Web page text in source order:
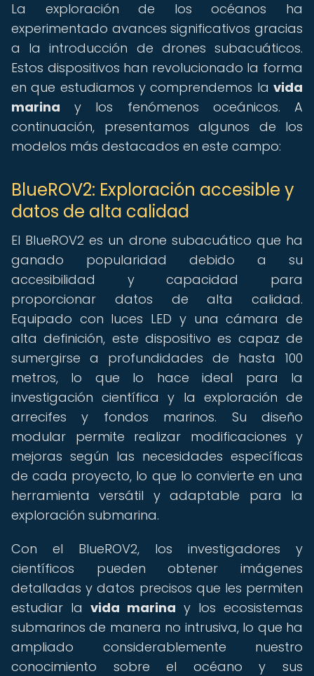
La exploración de los océanos ha
experimentado avances significativos gracias
a la introducción de drones subacuáticos.
Estos dispositivos han revolucionado la forma
en que estudiamos y comprendemos la vida
marina y los fenómenos oceánicos. A
continuación, presentamos algunos de los
modelos más destacados en este campo:
BlueROV2: Exploración accesible y
datos de alta calidad
El BlueROV2 es un drone subacuático que ha
ganado popularidad debido a su
accesibilidad y capacidad para
proporcionar datos de alta calidad.
Equipado con luces LED y una cámara de
alta definición, este dispositivo es capaz de
sumergirse a profundidades de hasta 100
metros, lo que lo hace ideal para la
investigación científica y la exploración de
arrecifes y fondos marinos. Su diseño
modular permite realizar modificaciones y
mejoras según las necesidades específicas
de cada proyecto, lo que lo convierte en una
herramienta versátil y adaptable para la
exploración submarina.
Con el BlueROV2, los investigadores y
científicos pueden obtener imágenes
detalladas y datos precisos que les permiten
estudiar la vida marina y los ecosistemas
submarinos de manera no intrusiva, lo que ha
ampliado considerablemente nuestro
conocimiento sobre el océano y sus